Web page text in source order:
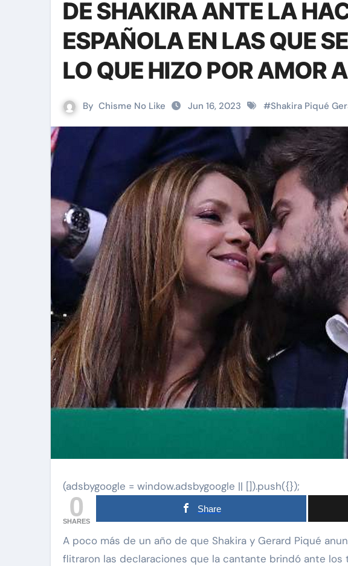
DE SHAKIRA ANTE LA
ESPAÑOLA EN LAS QUE
LO QUE HIZO POR AMOR
By Chisme No Like Jun 16, 2023 #Shakira Piqué
(adsbygoogle = window.adsbygoogle || []).push({});
0
SHARES
Share
A poco más de un año de que Shakira y Gerard Piqué anunciaron su separación, ahora se
flitraron las declaraciones que la cantante brindó ante los